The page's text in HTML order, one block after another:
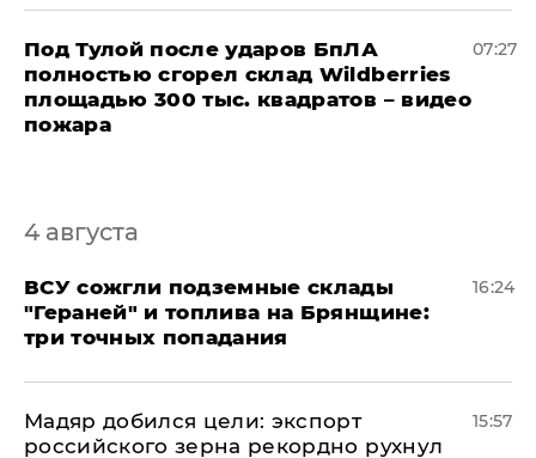
Под Тулой после ударов БпЛА
полностью сгорел склад Wildberries
площадью 300 тыс. квадратов – видео
пожара
07:27
4 августа
​ВСУ сожгли подземные склады
"Гераней" и топлива на Брянщине:
три точных попадания
16:24
Мадяр добился цели: экспорт
российского зерна рекордно рухнул
15:57